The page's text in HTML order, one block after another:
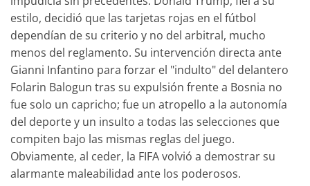
estilo, decidió que las tarjetas rojas en el fútbol
dependían de su criterio y no del arbitral, mucho
menos del reglamento. Su intervención directa ante
Gianni Infantino para forzar el "indulto" del delantero
Folarin Balogun tras su expulsión frente a Bosnia no
fue solo un capricho; fue un atropello a la autonomía
del deporte y un insulto a todas las selecciones que
compiten bajo las mismas reglas del juego.
Obviamente, al ceder, la FIFA volvió a demostrar su
alarmante maleabilidad ante los poderosos.